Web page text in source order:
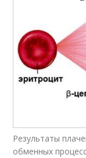
Результаты
обменных